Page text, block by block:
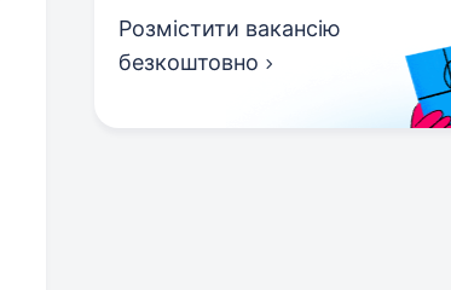
Розмістити вакансію
безкоштовно